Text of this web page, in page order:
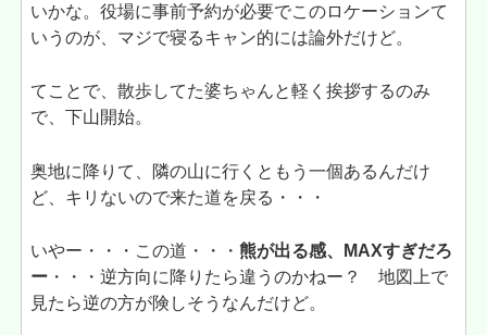
いかな。役場に事前予約が必要でこのロケーションて
いうのが、マジで寝るキャン的には論外だけど。
てことで、散歩してた婆ちゃんと軽く挨拶するのみ
で、下山開始。
奥地に降りて、隣の山に行くともう一個あるんだけ
ど、キリないので来た道を戻る・・・
いやー・・・この道・・・熊が出る感、MAXすぎだろ
ー ・・・逆方向に降りたら違うのかねー？ 地図上で
見たら逆の方が険しそうなんだけど。